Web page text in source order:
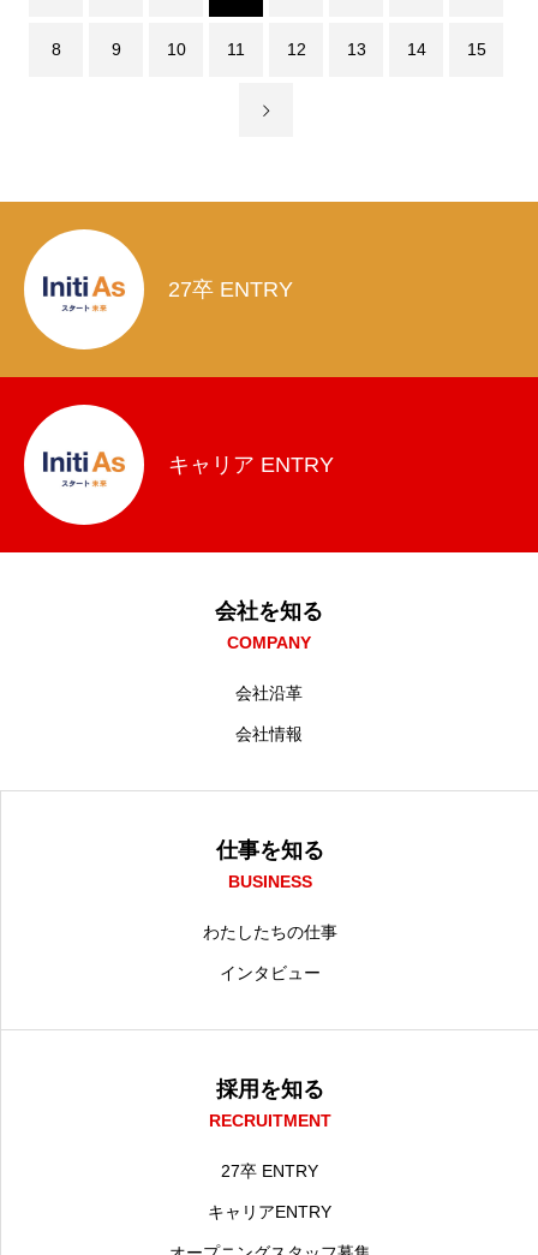
8 9 10 11 12 13 14 15
27卒 ENTRY
キャリア ENTRY
会社を知る
COMPANY
会社沿革
会社情報
仕事を知る
BUSINESS
わたしたちの仕事
インタビュー
採用を知る
RECRUITMENT
27卒 ENTRY
キャリアENTRY